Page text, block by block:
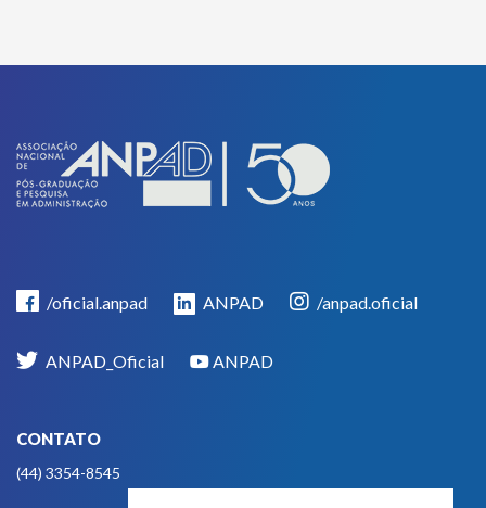
/oficial.anpad ANPAD /anpad.oficial
ANPAD_Oficial ANPAD
CONTATO
(44) 3354-8545